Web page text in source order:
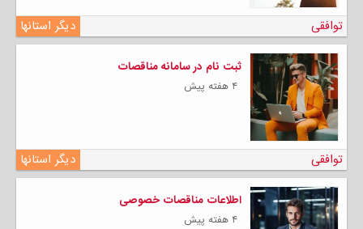
دیگر استانها توافقی
ثبت نام در سامانه مناقصات
۴ هفته پیش
دیگر استانها توافقی
اطلاعات مناقصات خصوصی
۴ هفته پیش